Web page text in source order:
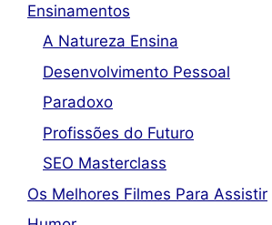
Ensinamentos
A Natureza Ensina
Desenvolvimento Pessoal
Paradoxo
Profissões do Futuro
SEO Masterclass
Os Melhores Filmes Para Assistir